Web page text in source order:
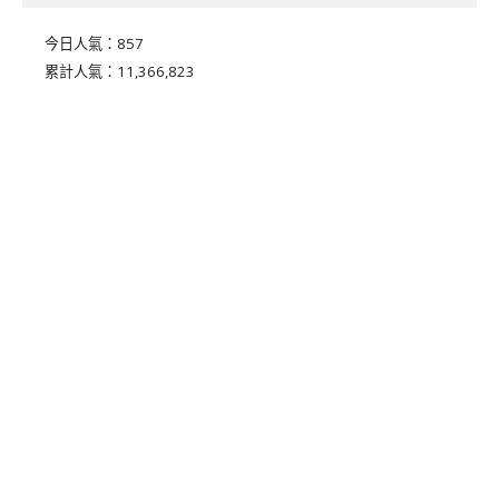
今日人氣： 857
累計人氣： 11,366,823